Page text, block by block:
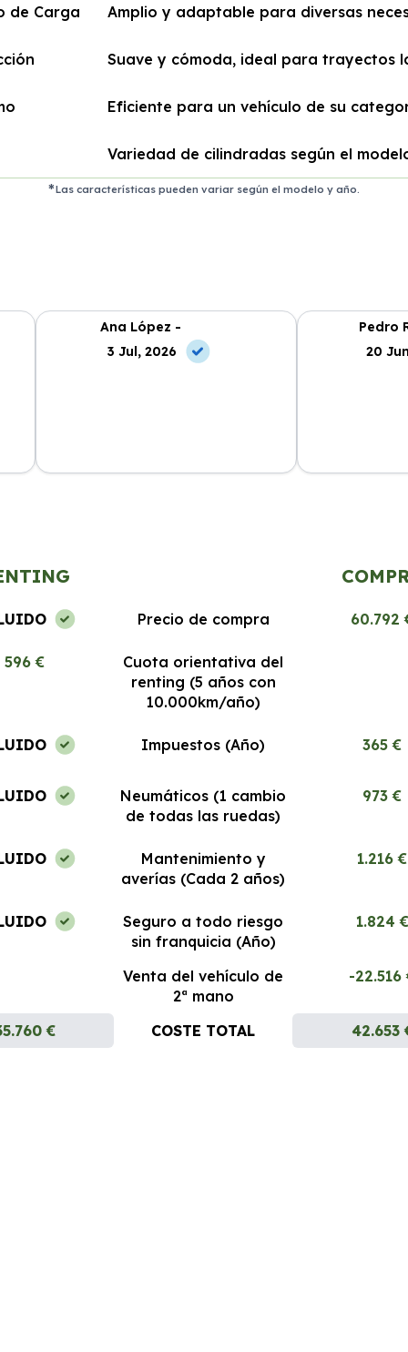
de Carga Amplio y adaptable para diversas
Suave y cómoda, ideal para trayectos
Eficiente para un vehículo de su
Variedad de cilindradas según el
Las características pueden variar según el modelo y año.
Ana López -
3 Jul, 2026
Pedro
20
Precio de compra 60.792
596 €
Cuota orientativa del
renting (5 años con
10.000km/año)
Impuestos (Año) 365 €
Neumáticos (1 cambio
de todas las ruedas)
973 €
Mantenimiento y
averías (Cada 2 años)
1.216 €
Seguro a todo riesgo
sin franquicia (Año)
1.824 €
Venta del vehículo de
2ª mano
-22.516
€ COSTE TOTAL 42.653